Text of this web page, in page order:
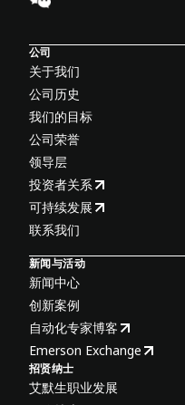
公司
关于我们
公司历史
我们的目标
公司荣誉
领导层
投资者关系
可持续发展
联系我们
新闻与活动
新闻中心
创新案例
自动化专家博客
Emerson Exchange
招贤纳士
艾默生职业发展